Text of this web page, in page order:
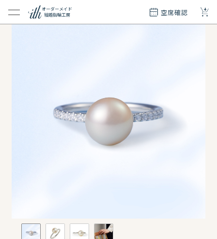
オーダーメイド
結婚指輪工房
空席確認 +